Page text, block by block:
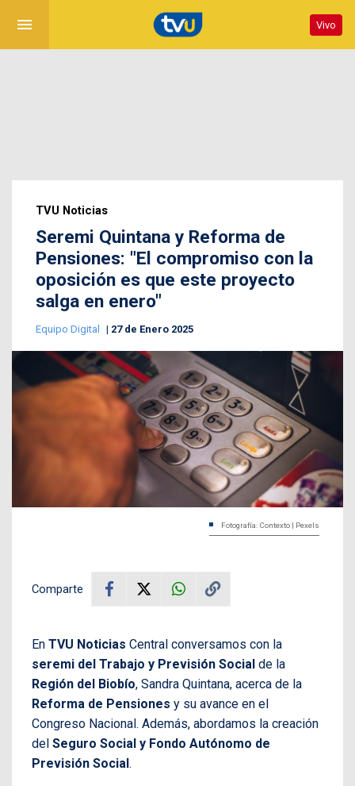
menu Vivo
TVU Noticias
Seremi Quintana y Reforma de
Pensiones: "El compromiso con la
oposición es que este proyecto
salga en enero"
Equipo Digital 27 de Enero 2025
Fotografía: Contexto | Pexels
Comparte
En TVU Noticias Central conversamos con la
seremi del Trabajo y Previsión Social de la
Región del Biobío, Sandra Quintana, acerca de la
Reforma de Pensiones y su avance en el
Congreso Nacional. Además, abordamos la creación
del Seguro Social y Fondo Autónomo de
Previsión Social.